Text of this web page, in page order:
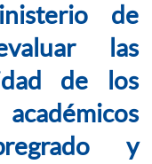
de
las
de los
y